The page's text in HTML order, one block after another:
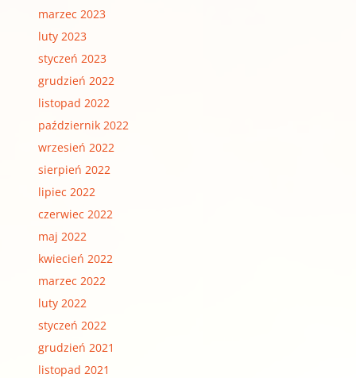
marzec 2023
luty 2023
styczeń 2023
grudzień 2022
listopad 2022
październik 2022
wrzesień 2022
sierpień 2022
lipiec 2022
czerwiec 2022
maj 2022
kwiecień 2022
marzec 2022
luty 2022
styczeń 2022
grudzień 2021
listopad 2021